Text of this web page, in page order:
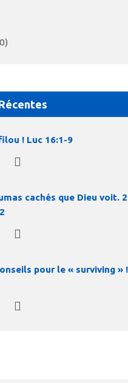
! Luc 16:1-9
cachés que Dieu voit. 2
pour le « surviving » !